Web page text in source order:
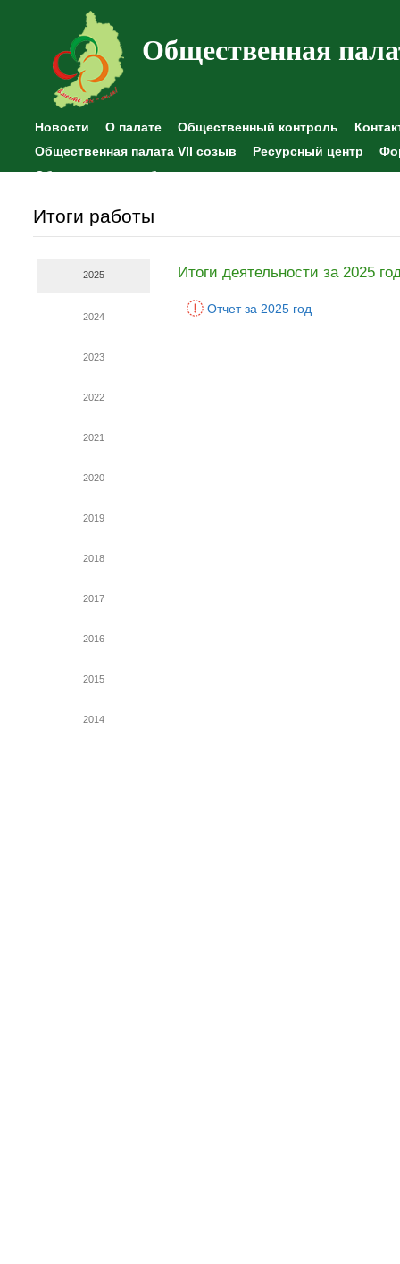
Общественная
Новости О палате Общественный контроль
Общественная палата VII созыв
Ресурсный центр
Общественные наблюдения
Итоги работы
2025
2024
2023
2022
2021
2020
2019
2018
2017
2016
2015
2014
Итоги деятельности за 2025
Отчет за 2025 год